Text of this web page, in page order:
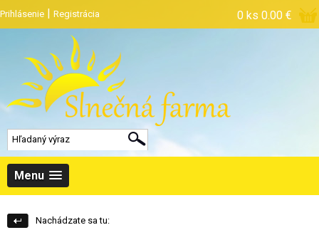
Prihlásenie | Registrácia 0 ks 0.00 €
Menu
Nachádzate sa tu: